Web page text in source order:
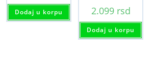
Dodaj u korpu 2.099 rsd
Dodaj u korpu